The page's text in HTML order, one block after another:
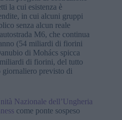
la cui esistenza è
in cui alcuni gruppi
senza alcun reale
M6, che continua
(54 miliardi di fiorini
di Mohács spicca
di fiorini, del tutto
giornaliero previsto di
Nazionale dell’Ungheria
come ponte sospeso